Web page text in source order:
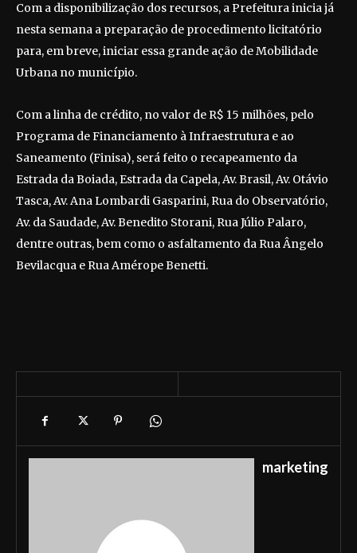
Com a disponibilização dos recursos, a Prefeitura inicia já
nesta semana a preparação de procedimento licitatório
para, em breve, iniciar essa grande ação de Mobilidade
Urbana no município.
Com a linha de crédito, no valor de R$ 15 milhões, pelo
Programa de Financiamento à Infraestrutura e ao
Saneamento (Finisa), será feito o recapeamento da
Estrada da Boiada, Estrada da Capela, Av. Brasil, Av. Otávio
Tasca, Av. Ana Lombardi Gasparini, Rua do Observatório,
Av. da Saudade, Av. Benedito Storani, Rua Júlio Palaro,
dentre outras, bem como o asfaltamento da Rua Ângelo
Bevilacqua e Rua Amérope Benetti.
marketing